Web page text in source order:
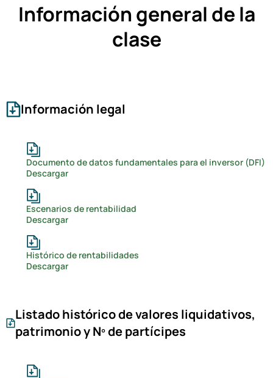
Información general de la
clase
Información legal
Documento de datos fundamentales para el inversor (DFI)
Descargar
Escenarios de rentabilidad
Descargar
Histórico de rentabilidades
Descargar
Listado histórico de valores liquidativos,
patrimonio y Nº de partícipes